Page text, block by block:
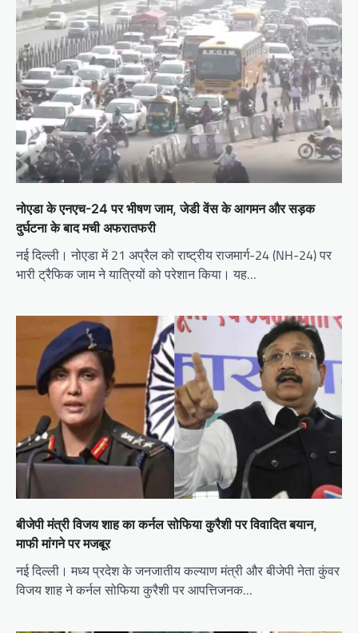
नोएडा के एनएच-24 पर भीषण जाम, जेडी वेंस के आगमन और सड़क
दुर्घटना के बाद मची अफरातफरी
नई दिल्ली। नोएडा में 21 अप्रैल को राष्ट्रीय राजमार्ग-24 (NH-24) पर
भारी ट्रैफिक जाम ने यात्रियों को परेशान किया। यह…
बीजेपी मंत्री विजय शाह का कर्नल सोफिया कुरैशी पर विवादित बयान,
माफी मांगने पर मजबूर
नई दिल्ली। मध्य प्रदेश के जनजातीय कल्याण मंत्री और बीजेपी नेता कुंवर
विजय शाह ने कर्नल सोफिया कुरैशी पर आपत्तिजनक…